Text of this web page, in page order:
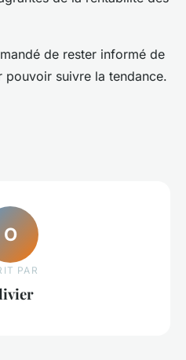
de rester informé de
pouvoir suivre la tendance.
O
PAR